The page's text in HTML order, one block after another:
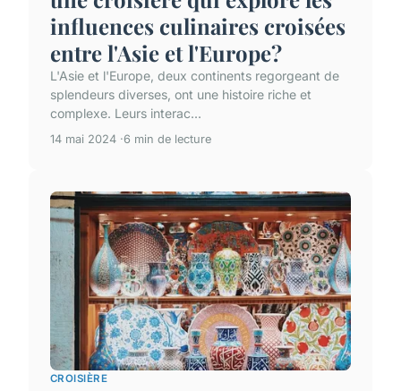
influences culinaires croisées
entre l'Asie et l'Europe?
L'Asie et l'Europe, deux continents regorgeant de
splendeurs diverses, ont une histoire riche et
complexe. Leurs interac...
14 mai 2024 6 min de lecture
CROISIÈRE